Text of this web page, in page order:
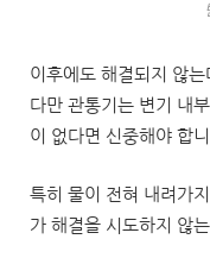
이후에도 해결되지 않
다만 관통기는 변기 내
이 없다면 신중해야 합니
특히 물이 전혀 내려가
가 해결을 시도하지 않